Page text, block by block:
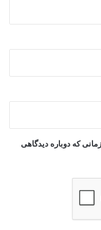
که دوباره دیدگاهی